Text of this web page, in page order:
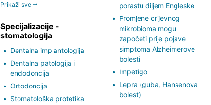
Prikaži sve
Specijalizacije -
stomatologija
Dentalna implantologija
Dentalna patologija i
endodoncija
Ortodoncija
Stomatološka protetika
porastu diljem Engleske
Promjene crijevnog
mikrobioma mogu
započeti prije pojave
simptoma Alzheimerove
bolesti
Impetigo
Lepra (guba, Hansenova
bolest)